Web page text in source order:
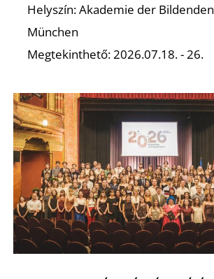
Helyszín: Akademie der
München
Megtekinthető: 2026.07.18. - 26.